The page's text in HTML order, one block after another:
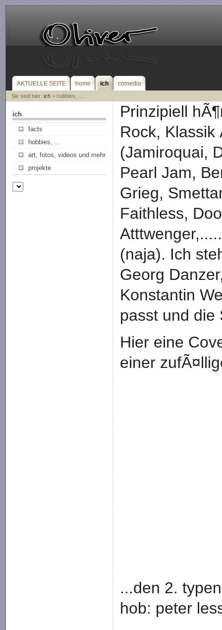
AKTUELLE SEITE home ich comedia
Sie sind hier: ich> hobbies, ...
ich
facts
hobbies, ...
art, fotos, videos und mehr
projekte
Prinzipiell
Rock,
(Jamiroquai,
Pearl Jam,
Grieg,
Faithless,
(naja). Ich
Georg
Konstantin
passt und die
Hier eine
einer
...den 2.
hob: peter